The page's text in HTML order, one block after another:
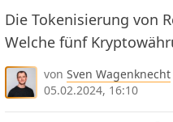
Die Tokenisierung von
Welche fünf
von Sven Wagenknecht
05.02.2024, 16:10